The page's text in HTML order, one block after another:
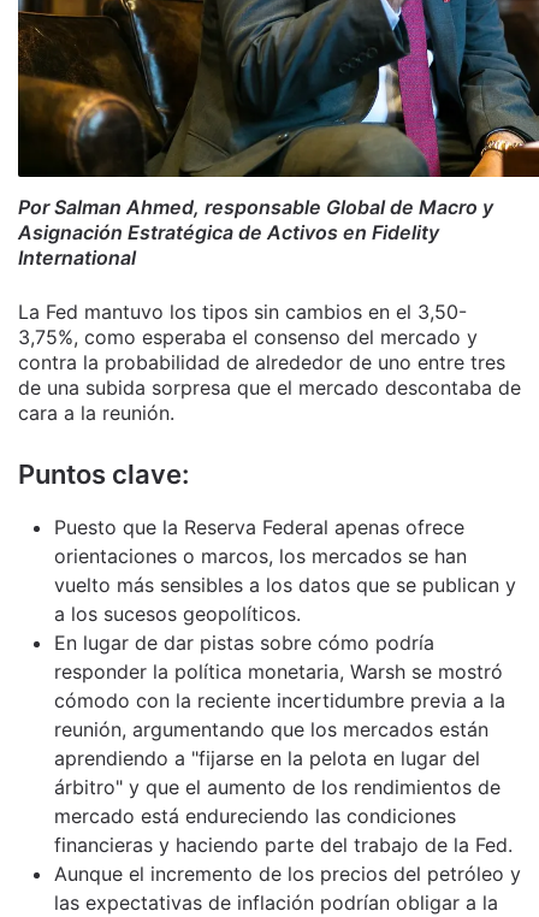
Por Salman Ahmed, responsable Global de Macro y
Asignación Estratégica de Activos en Fidelity
International
La Fed mantuvo los tipos sin cambios en el 3,50-
3,75%, como esperaba el consenso del mercado y
contra la probabilidad de alrededor de uno entre tres
de una subida sorpresa que el mercado descontaba de
cara a la reunión.
Puntos clave:
Puesto que la Reserva Federal apenas ofrece
orientaciones o marcos, los mercados se han
vuelto más sensibles a los datos que se publican y
a los sucesos geopolíticos.
En lugar de dar pistas sobre cómo podría
responder la política monetaria, Warsh se mostró
cómodo con la reciente incertidumbre previa a la
reunión, argumentando que los mercados están
aprendiendo a "fijarse en la pelota en lugar del
árbitro" y que el aumento de los rendimientos de
mercado está endureciendo las condiciones
financieras y haciendo parte del trabajo de la Fed.
Aunque el incremento de los precios del petróleo y
las expectativas de inflación podrían obligar a la